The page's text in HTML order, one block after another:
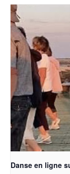
Danse en ligne